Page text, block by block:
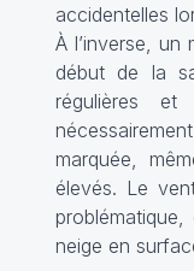
accidentelles
À l’inverse, un
début de la
régulières
marquée,
élevés. Le
neige en